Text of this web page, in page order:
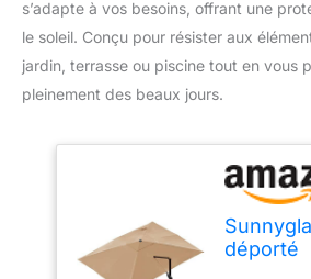
s’adapte à vos besoins, offrant une
le soleil. Conçu pour résister aux
jardin, terrasse ou piscine tout en vous
pleinement des beaux jours.
déporté